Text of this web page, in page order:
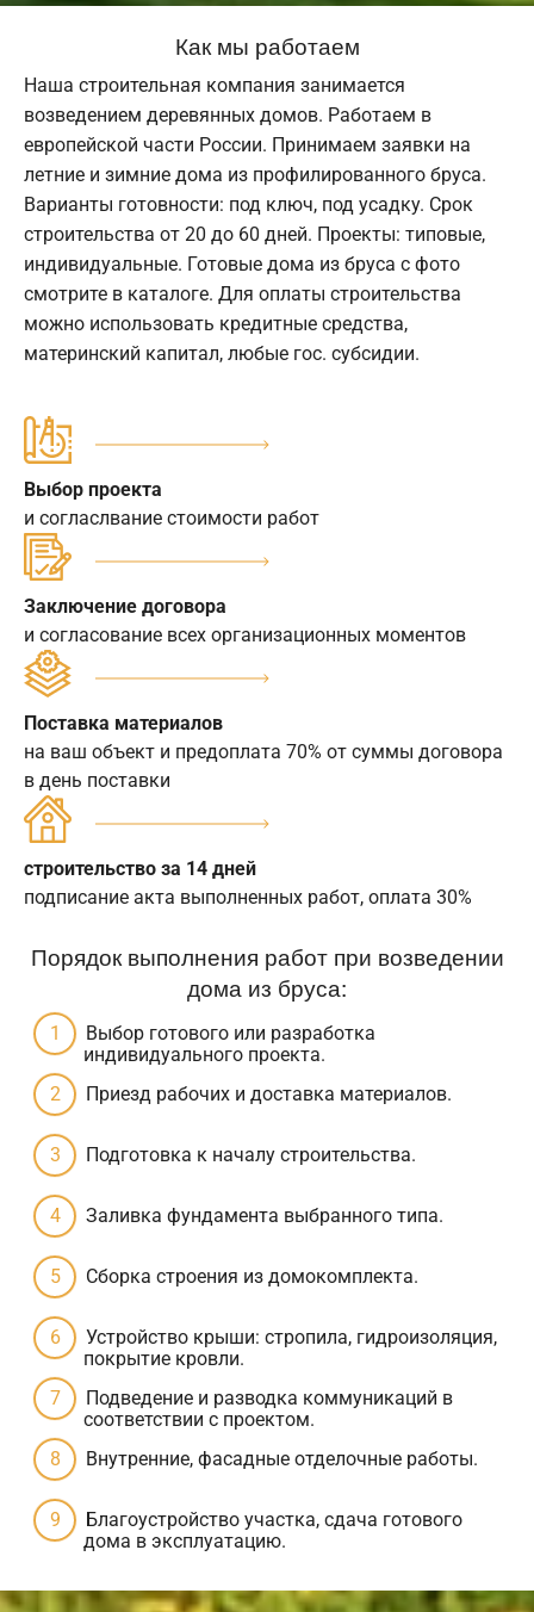
Как мы работаем
Наша строительная компания занимается
возведением деревянных домов. Работаем в
европейской части России. Принимаем заявки на
летние и зимние дома из профилированного бруса.
Варианты готовности: под ключ, под усадку. Срок
строительства от 20 до 60 дней. Проекты: типовые,
индивидуальные. Готовые дома из бруса с фото
смотрите в каталоге. Для оплаты строительства
можно использовать кредитные средства,
материнский капитал, любые гос. субсидии.
Выбор проекта
и согласлвание стоимости работ
Заключение договора
и согласование всех организационных моментов
Поставка материалов
на ваш объект и предоплата 70% от суммы договора
в день поставки
строительство за 14 дней
подписание акта выполненных работ, оплата 30%
Порядок выполнения работ при возведении
дома из бруса:
Выбор готового или разработка
индивидуального проекта.
Приезд рабочих и доставка материалов.
Подготовка к началу строительства.
Заливка фундамента выбранного типа.
Сборка строения из домокомплекта.
Устройство крыши: стропила, гидроизоляция,
покрытие кровли.
Подведение и разводка коммуникаций в
соответствии с проектом.
Внутренние, фасадные отделочные работы.
Благоустройство участка, сдача готового
дома в эксплуатацию.